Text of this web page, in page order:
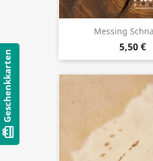
Messing
5,50 €
card_giftcard
Geschenkkarten